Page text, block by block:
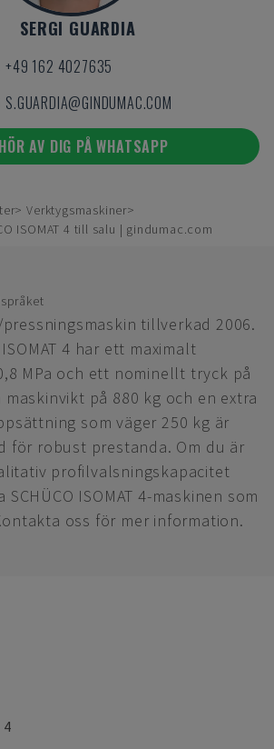
SERGI GUARDIA
+49 162 4027635
S.GUARDIA@GINDUMAC.COM
HÖR AV DIG PÅ WHATSAPP
Verktygsmaskiner
ISOMAT 4 till salu | gindumac.com
tillverkad 2006.
ISOMAT 4 har ett maximalt
MPa och ett nominellt tryck på
maskinvikt på 880 kg och en extra
som väger 250 kg är
för robust prestanda. Om du är
profilvalsningskapacitet
ISOMAT 4-maskinen som
oss för mer information.
4